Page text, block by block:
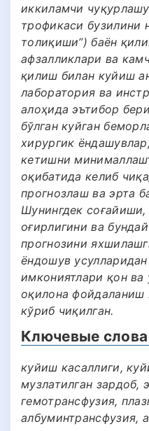
иккиламчи
трофикаси бузилини
толиқиши”) баён
афзалликлари ва
қилиш билан куйиш
лаборатория ва
алоҳида эътибор
бўлган куйган
хирургик
кетишни
оқибатида келиб
прогнозлаш ва эрта
Шунингдек соғайиши,
оғирлигини ва
прогнозини
ёндошув
имкониятлари қон ва
оқилона фойдаланиш
кўриб чиқилган.
Ключевые слова
куйиш касаллиги,
музлатилган зардоб,
гемотрансфузия,
албуминтрансфузия,